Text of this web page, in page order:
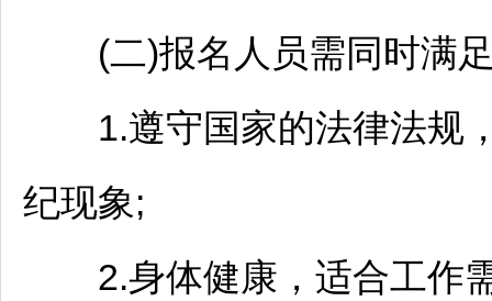
(二)报名人员需同时满
1.遵守国家的法律法规，
纪现象;
2.身体健康，适合工作